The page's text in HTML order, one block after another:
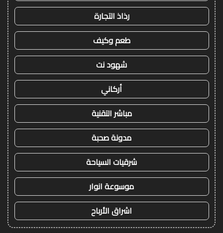
رذاذ التجارة
طعم وكيف
شهود نت
أركاني
مباشر التقنية
مدونة صحبة
شرقيات السياحة
موسوعة انوار
اشراق الأرباح